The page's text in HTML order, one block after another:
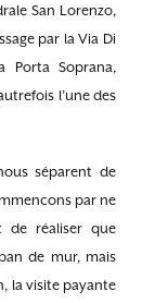
San Lorenzo,
par la Via Di
Porta Soprana,
l’une des
séparent de
par ne
de réaliser que
de mur, mais
la visite payante